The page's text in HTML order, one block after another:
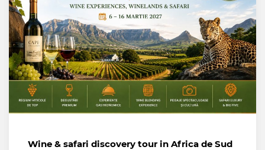
Wine & safari discovery tour in Africa de Sud